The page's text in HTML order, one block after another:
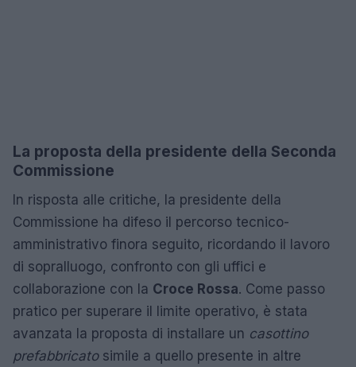
La proposta della presidente della Seconda
Commissione
In risposta alle critiche, la presidente della
Commissione ha difeso il percorso tecnico-
amministrativo finora seguito, ricordando il lavoro
di sopralluogo, confronto con gli uffici e
collaborazione con la Croce Rossa. Come passo
pratico per superare il limite operativo, è stata
avanzata la proposta di installare un casottino
prefabbricatosimile a quello presente in altre